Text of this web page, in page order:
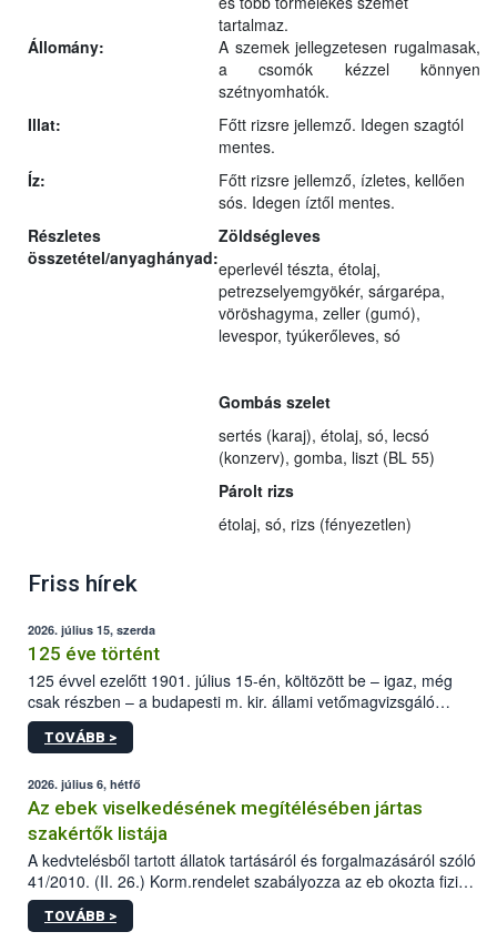
tartalmaz.
Állomány:
A szemek jellegzetesen rugalmasak,
a csomók kézzel könnyen
szétnyomhatók.
Illat:
Főtt rizsre jellemző. Idegen szagtól
mentes.
Íz:
Főtt rizsre jellemző, ízletes, kellően
sós. Idegen íztől mentes.
Részletes
összetétel/anyaghányad:
Zöldségleves
eperlevél tészta, étolaj,
petrezselyemgyökér, sárgarépa,
vöröshagyma, zeller (gumó),
levespor, tyúkerőleves, só
Gombás szelet
sertés (karaj), étolaj, só, lecsó
(konzerv), gomba, liszt (BL 55)
Párolt rizs
étolaj, só, rizs (fényezetlen)
Friss hírek
2026. július 15, szerda
125 éve történt
125 évvel ezelőtt 1901. július 15-én, költözött be – igaz, még
csak részben – a budapesti m. kir. állami vetőmagvizsgáló
állomás a Kis Rókus utca 15. szám alatti, Czigler Győző által
tervezett új épületébe.
TOVÁBB >
2026. július 6, hétfő
Az ebek viselkedésének megítélésében jártas
szakértők listája
A kedvtelésből tartott állatok tartásáról és forgalmazásáról szóló
41/2010. (II. 26.) Korm.rendelet szabályozza az eb okozta fizikai
sérülés, illetve ennek veszélye keletkezésekor felmerülő
hatósági feladatokat, valamint a veszélyes eb tartását és annak
TOVÁBB >